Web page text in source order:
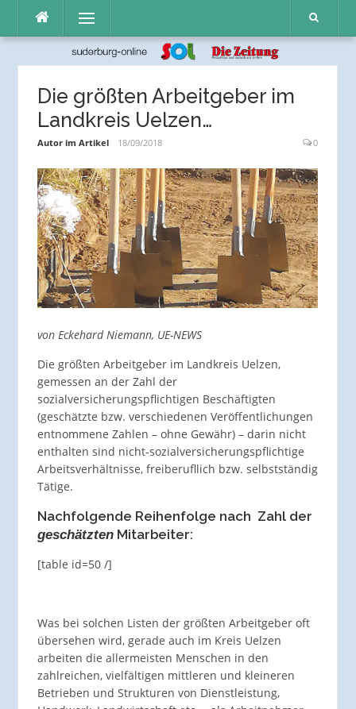
Inhalt
Menü
Die größten Arbeitgeber im
Landkreis Uelzen…
Autor im Artikel 18/09/2018 0
von Eckehard Niemann, UE-NEWS
Die größten Arbeitgeber im Landkreis Uelzen,
gemessen an der Zahl der
sozialversicherungspflichtigen Beschäftigten
(geschätzte bzw. verschiedenen Veröffentlichungen
entnommene Zahlen – ohne Gewähr) – darin nicht
enthalten sind nicht-sozialversicherungspflichtige
Arbeitsverhältnisse, freiberufllich bzw. selbstständig
Tätige.
Nachfolgende Reihenfolge nach Zahl der
geschätztenMitarbeiter:
[table id=50 /]
Was bei solchen Listen der größten Arbeitgeber oft
übersehen wird, gerade auch im Kreis Uelzen
arbeiten die allermeisten Menschen in den
zahlreichen, vielfältigen mittleren und kleineren
Betrieben und Strukturen von Dienstleistung,